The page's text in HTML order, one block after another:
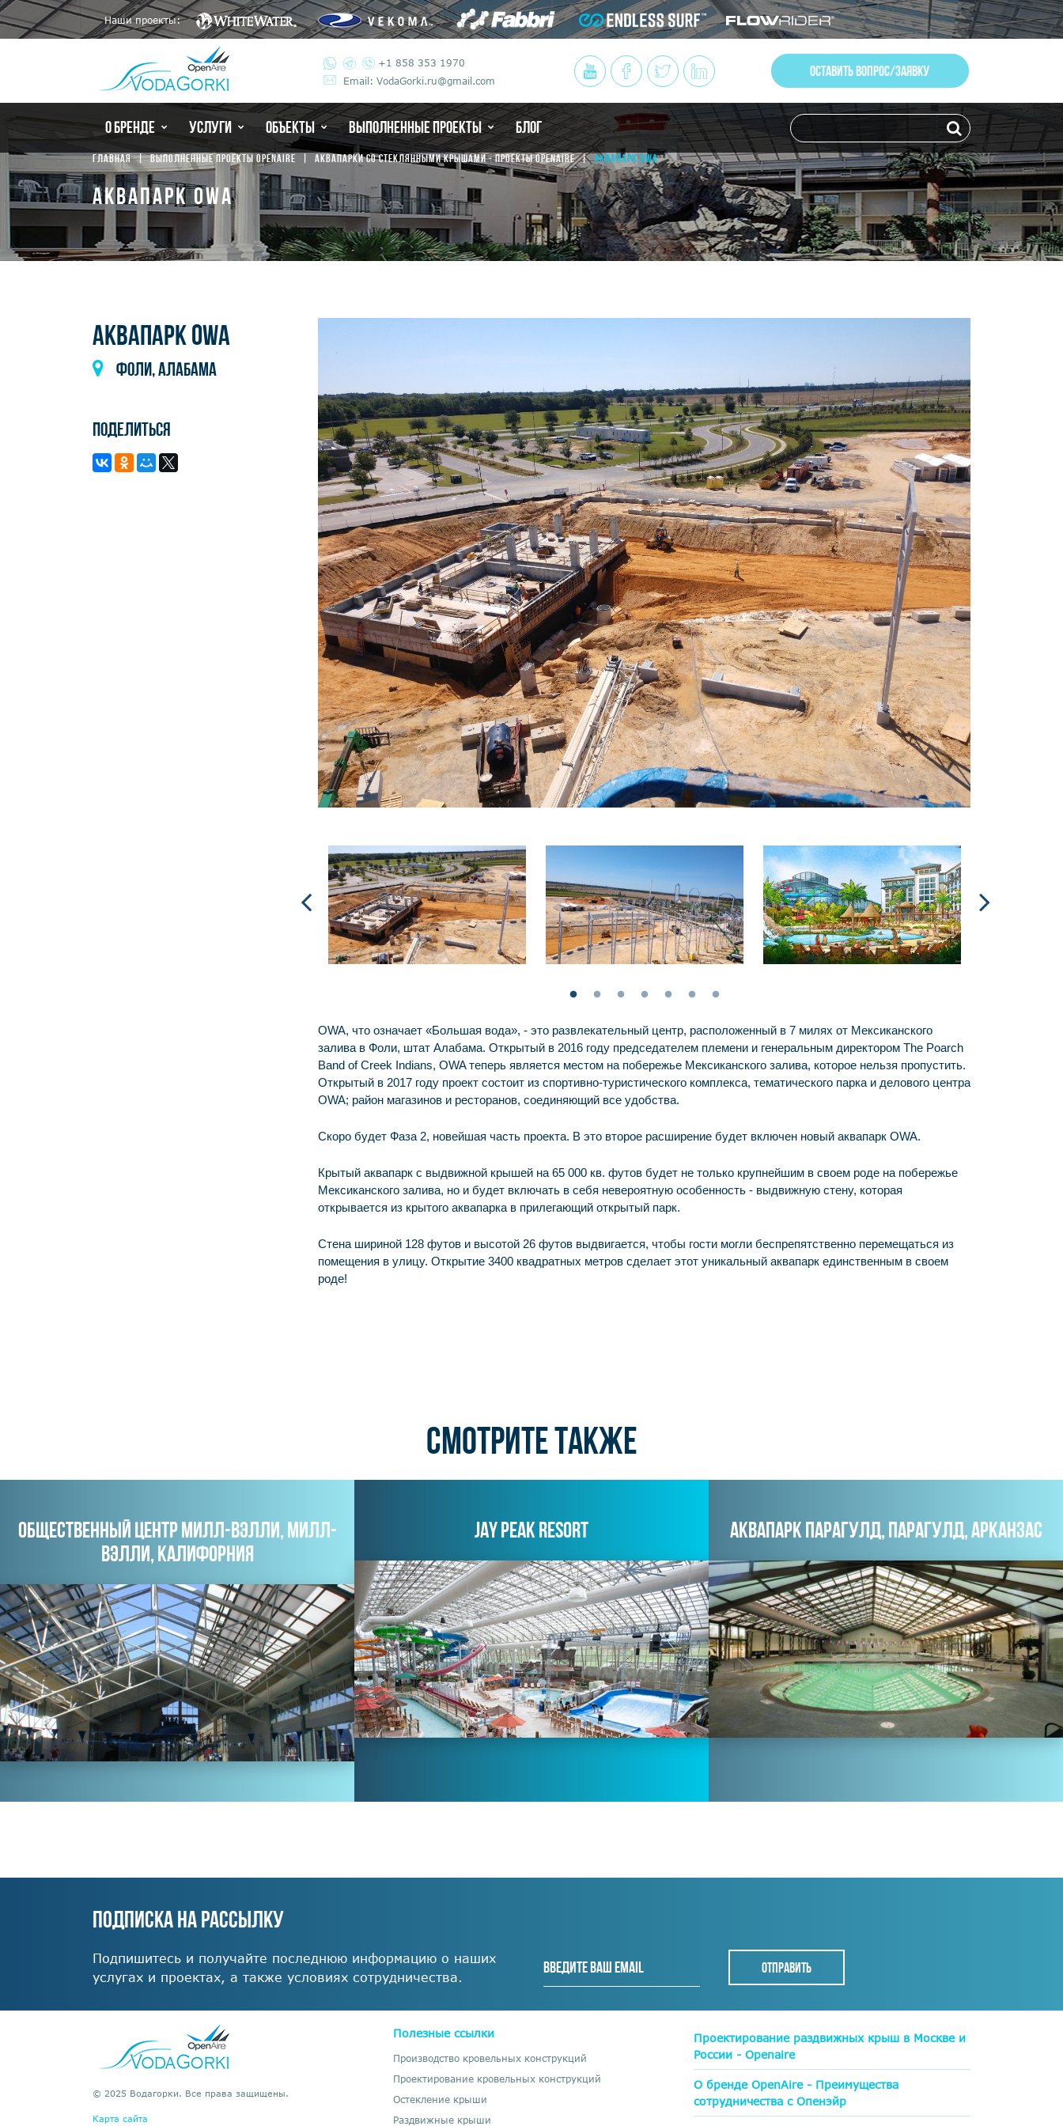
Наши проекты:
+1 858 353 1970
Email: VodaGorki.ru@gmail.com
ОСТАВИТЬ ВОПРОС/ЗАЯВКУ
О БРЕНДЕ УСЛУГИ ОБЪЕКТЫ ВЫПОЛНЕННЫЕ ПРОЕКТЫ БЛОГ
ГЛАВНАЯ ВЫПОЛНЕННЫЕ ПРОЕКТЫ OPENAIRE АКВАПАРКИ СО СТЕКЛЯННЫМИ КРЫШАМИ - ПРОЕКТЫ OPENAIRE АКВАПАРК OWA
АКВАПАРК OWA
АКВАПАРК OWA
Фоли, Алабама
Поделиться
OWA, что означает «Большая вода», - это развлекательный центр, расположенный в 7 милях от Мексиканского
залива в Фоли, штат Алабама. Открытый в 2016 году председателем племени и генеральным директором The Poarch
Band of Creek Indians, OWA теперь является местом на побережье Мексиканского залива, которое нельзя пропустить.
Открытый в 2017 году проект состоит из спортивно-туристического комплекса, тематического парка и делового центра
OWA; район магазинов и ресторанов, соединяющий все удобства.
Скоро будет Фаза 2, новейшая часть проекта. В это второе расширение будет включен новый аквапарк OWA.
Крытый аквапарк с выдвижной крышей на 65 000 кв. футов будет не только крупнейшим в своем роде на побережье
Мексиканского залива, но и будет включать в себя невероятную особенность - выдвижную стену, которая
открывается из крытого аквапарка в прилегающий открытый парк.
Стена шириной 128 футов и высотой 26 футов выдвигается, чтобы гости могли беспрепятственно перемещаться из
помещения в улицу. Открытие 3400 квадратных метров сделает этот уникальный аквапарк единственным в своем
роде!
СМОТРИТЕ ТАКЖЕ
ОБЩЕСТВЕННЫЙ ЦЕНТР МИЛЛ-ВЭЛЛИ, МИЛЛ-
ВЭЛЛИ, КАЛИФОРНИЯ
JAY PEAK RESORT АКВАПАРК ПАРАГУЛД, ПАРАГУЛД, АРКАНЗАС
ПОДПИСКА НА РАССЫЛКУ
Подпишитесь и получайте последнюю информацию о наших
услугах и проектах, а также условиях сотрудничества.
© 2025 Водагорки. Все права защищены.
Карта сайта
Полезные ссылки
Производство кровельных конструкций
Проектирование кровельных конструкций
Остекление крыши
Раздвижные крыши
Проектирование раздвижных крыш в Москве и
России - Openaire
О бренде OpenAire - Преимущества
сотрудничества с Опенэйр